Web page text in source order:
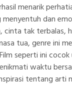
menarik
menyentuhdan
tak terbalas,
tua, genre ini
seperti ini
waktu
tentang arti